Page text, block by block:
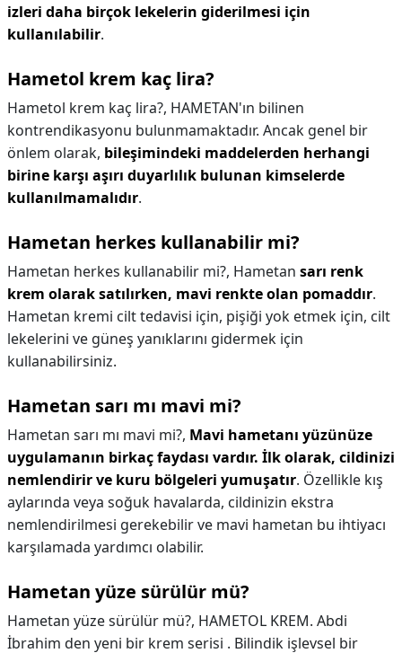
izleri daha birçok lekelerin giderilmesi için
kullanılabilir.
Hametol krem kaç lira?
Hametol krem kaç lira?, HAMETAN'ın bilinen
kontrendikasyonu bulunmamaktadır. Ancak genel bir
önlem olarak, bileşimindeki maddelerden herhangi
birine karşı aşırı duyarlılık bulunan kimselerde
kullanılmamalıdır.
Hametan herkes kullanabilir mi?
Hametan herkes kullanabilir mi?, Hametan sarı renk
krem olarak satılırken, mavi renkte olan pomaddır.
Hametan kremi cilt tedavisi için, pişiği yok etmek için, cilt
lekelerini ve güneş yanıklarını gidermek için
kullanabilirsiniz.
Hametan sarı mı mavi mi?
Hametan sarı mı mavi mi?, Mavi hametanı yüzünüze
uygulamanın birkaç faydası vardır. İlk olarak, cildinizi
nemlendirir ve kuru bölgeleri yumuşatır. Özellikle kış
aylarında veya soğuk havalarda, cildinizin ekstra
nemlendirilmesi gerekebilir ve mavi hametan bu ihtiyacı
karşılamada yardımcı olabilir.
Hametan yüze sürülür mü?
Hametan yüze sürülür mü?, HAMETOL KREM. Abdi
İbrahim den yeni bir krem serisi . Bilindik işlevsel bir